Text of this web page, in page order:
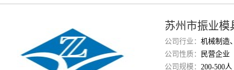
苏州市振业模
公司行业： 机械制造
公司性质：
民营企业
公司规模： 200-500人